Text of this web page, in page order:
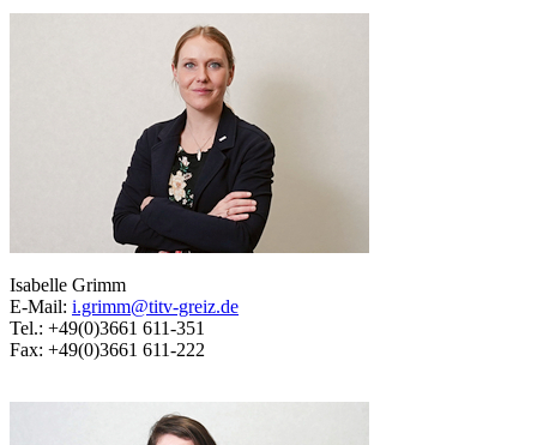
Isabelle Grimm
E-Mail: i.grimm@titv-greiz.de
Tel.: +49(0)3661 611-351
Fax: +49(0)3661 611-222